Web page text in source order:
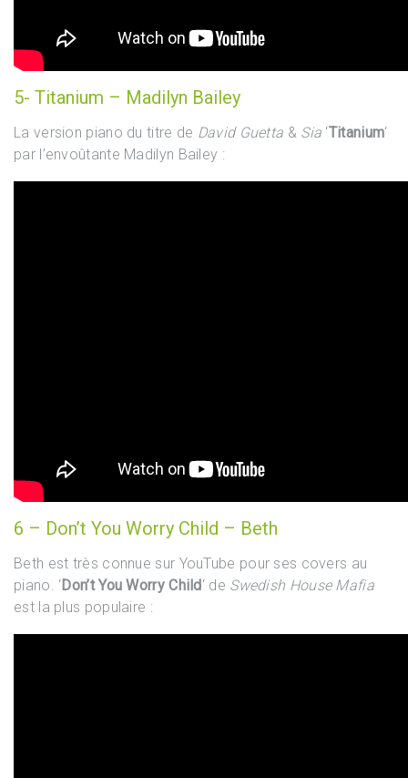
5- Titanium – Madilyn Bailey
La version piano du titre de David Guetta & Sia ‘Titanium‘
par l’envoûtante Madilyn Bailey :
6 – Don’t You Worry Child – Beth
Beth est très connue sur YouTube pour ses covers au
piano. ‘ Don’t You Worry Child‘ de Swedish House Mafia
est la plus populaire :